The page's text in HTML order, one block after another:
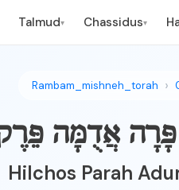
Talmud▾ Chassidus▾
Rambam_mishneh_torah
Hilchos Parah